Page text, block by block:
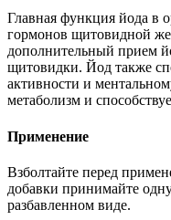
Главная функция йода в
гормонов щитовидной
дополнительный прием
щитовидки. Йод также
активности и
метаболизм и
Применение
Взболтайте перед
добавки принимайте
разбавленном виде.